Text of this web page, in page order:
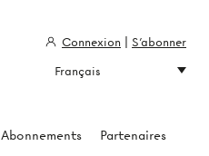
Abonnements
Partenaires
Connexion
S'abonner
Français